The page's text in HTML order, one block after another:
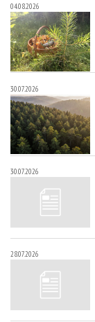
04.08.2026
30.07.2026
30.07.2026
28.07.2026